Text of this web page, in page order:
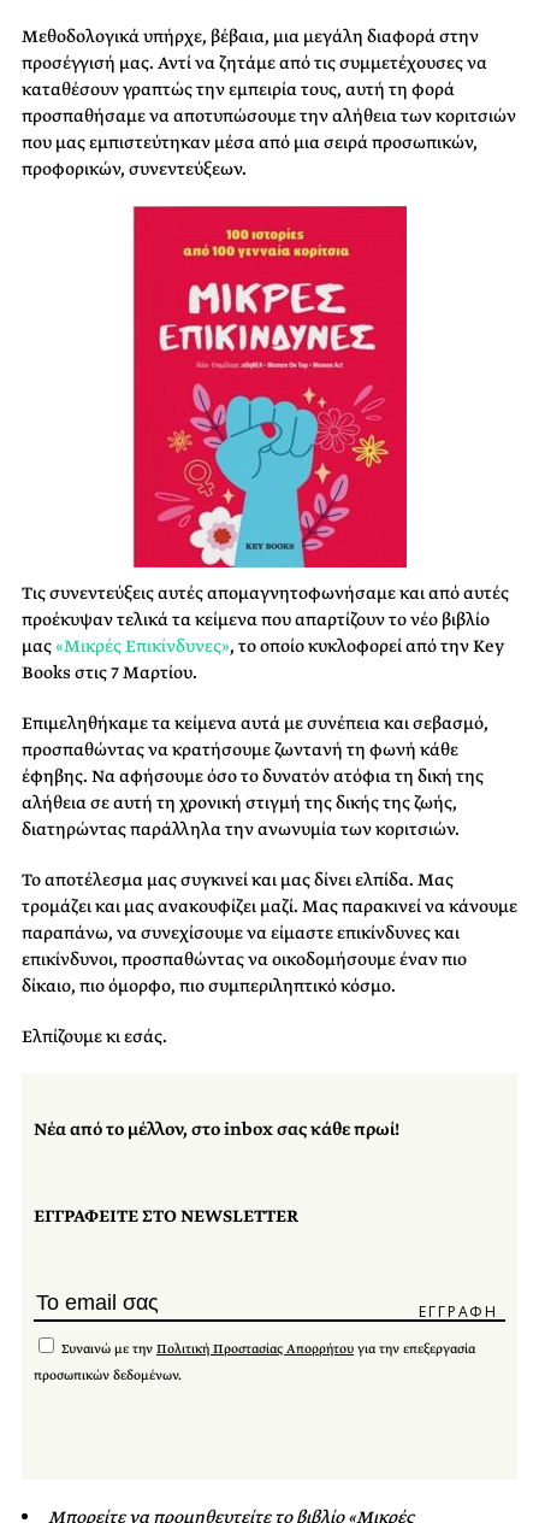
Μεθοδολογικά υπήρχε, βέβαια, μια μεγάλη διαφορά στην
προσέγγισή μας. Αντί να ζητάμε από τις συμμετέχουσες να
καταθέσουν γραπτώς την εμπειρία τους, αυτή τη φορά
προσπαθήσαμε να αποτυπώσουμε την αλήθεια των κοριτσιών
που μας εμπιστεύτηκαν μέσα από μια σειρά προσωπικών,
προφορικών, συνεντεύξεων.
Τις συνεντεύξεις αυτές απομαγνητοφωνήσαμε και από αυτές
προέκυψαν τελικά τα κείμενα που απαρτίζουν το νέο βιβλίο
μας«Μικρές Επικίνδυνες», το οποίο κυκλοφορεί από την Key
Books στις 7 Μαρτίου.
Επιμεληθήκαμε τα κείμενα αυτά με συνέπεια και σεβασμό,
προσπαθώντας να κρατήσουμε ζωντανή τη φωνή κάθε
έφηβης. Να αφήσουμε όσο το δυνατόν ατόφια τη δική της
αλήθεια σε αυτή τη χρονική στιγμή της δικής της ζωής,
διατηρώντας παράλληλα την ανωνυμία των κοριτσιών.
Το αποτέλεσμα μας συγκινεί και μας δίνει ελπίδα. Μας
τρομάζει και μας ανακουφίζει μαζί. Μας παρακινεί να κάνουμε
παραπάνω, να συνεχίσουμε να είμαστε επικίνδυνες και
επικίνδυνοι, προσπαθώντας να οικοδομήσουμε έναν πιο
δίκαιο, πιο όμορφο, πιο συμπεριληπτικό κόσμο.
Ελπίζουμε κι εσάς.
Νέα από το μέλλον, στο inbox σας κάθε πρωί!
ΕΓΓΡΑΦΕΙΤΕ ΣΤΟ NEWSLETTER
Συναινώ με την Πολιτική Προστασίας Απορρήτου για την επεξεργασία
προσωπικών δεδομένων.
Μπορείτε να προμηθευτείτε το βιβλίο «Μικρές